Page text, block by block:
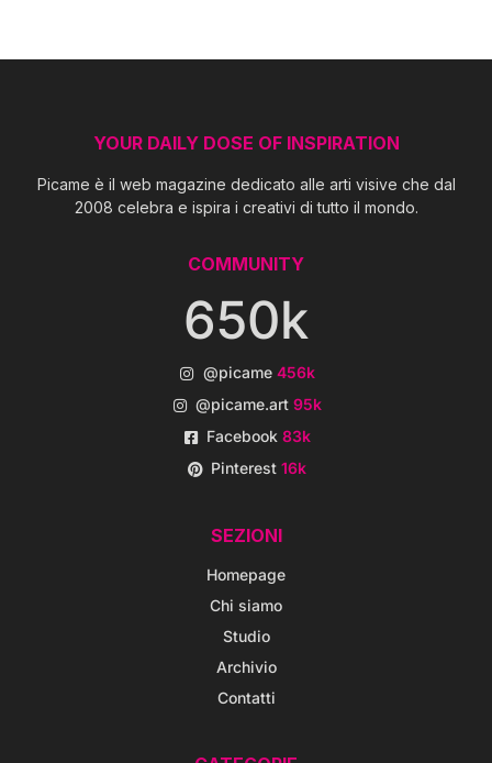
YOUR DAILY DOSE OF INSPIRATION
Picame è il web magazine dedicato alle arti visive che dal
2008 celebra e ispira i creativi di tutto il mondo.
COMMUNITY
650k
@picame 456k
@picame.art95k
Facebook83k
Pinterest16k
SEZIONI
Homepage
Chi siamo
Studio
Archivio
Contatti